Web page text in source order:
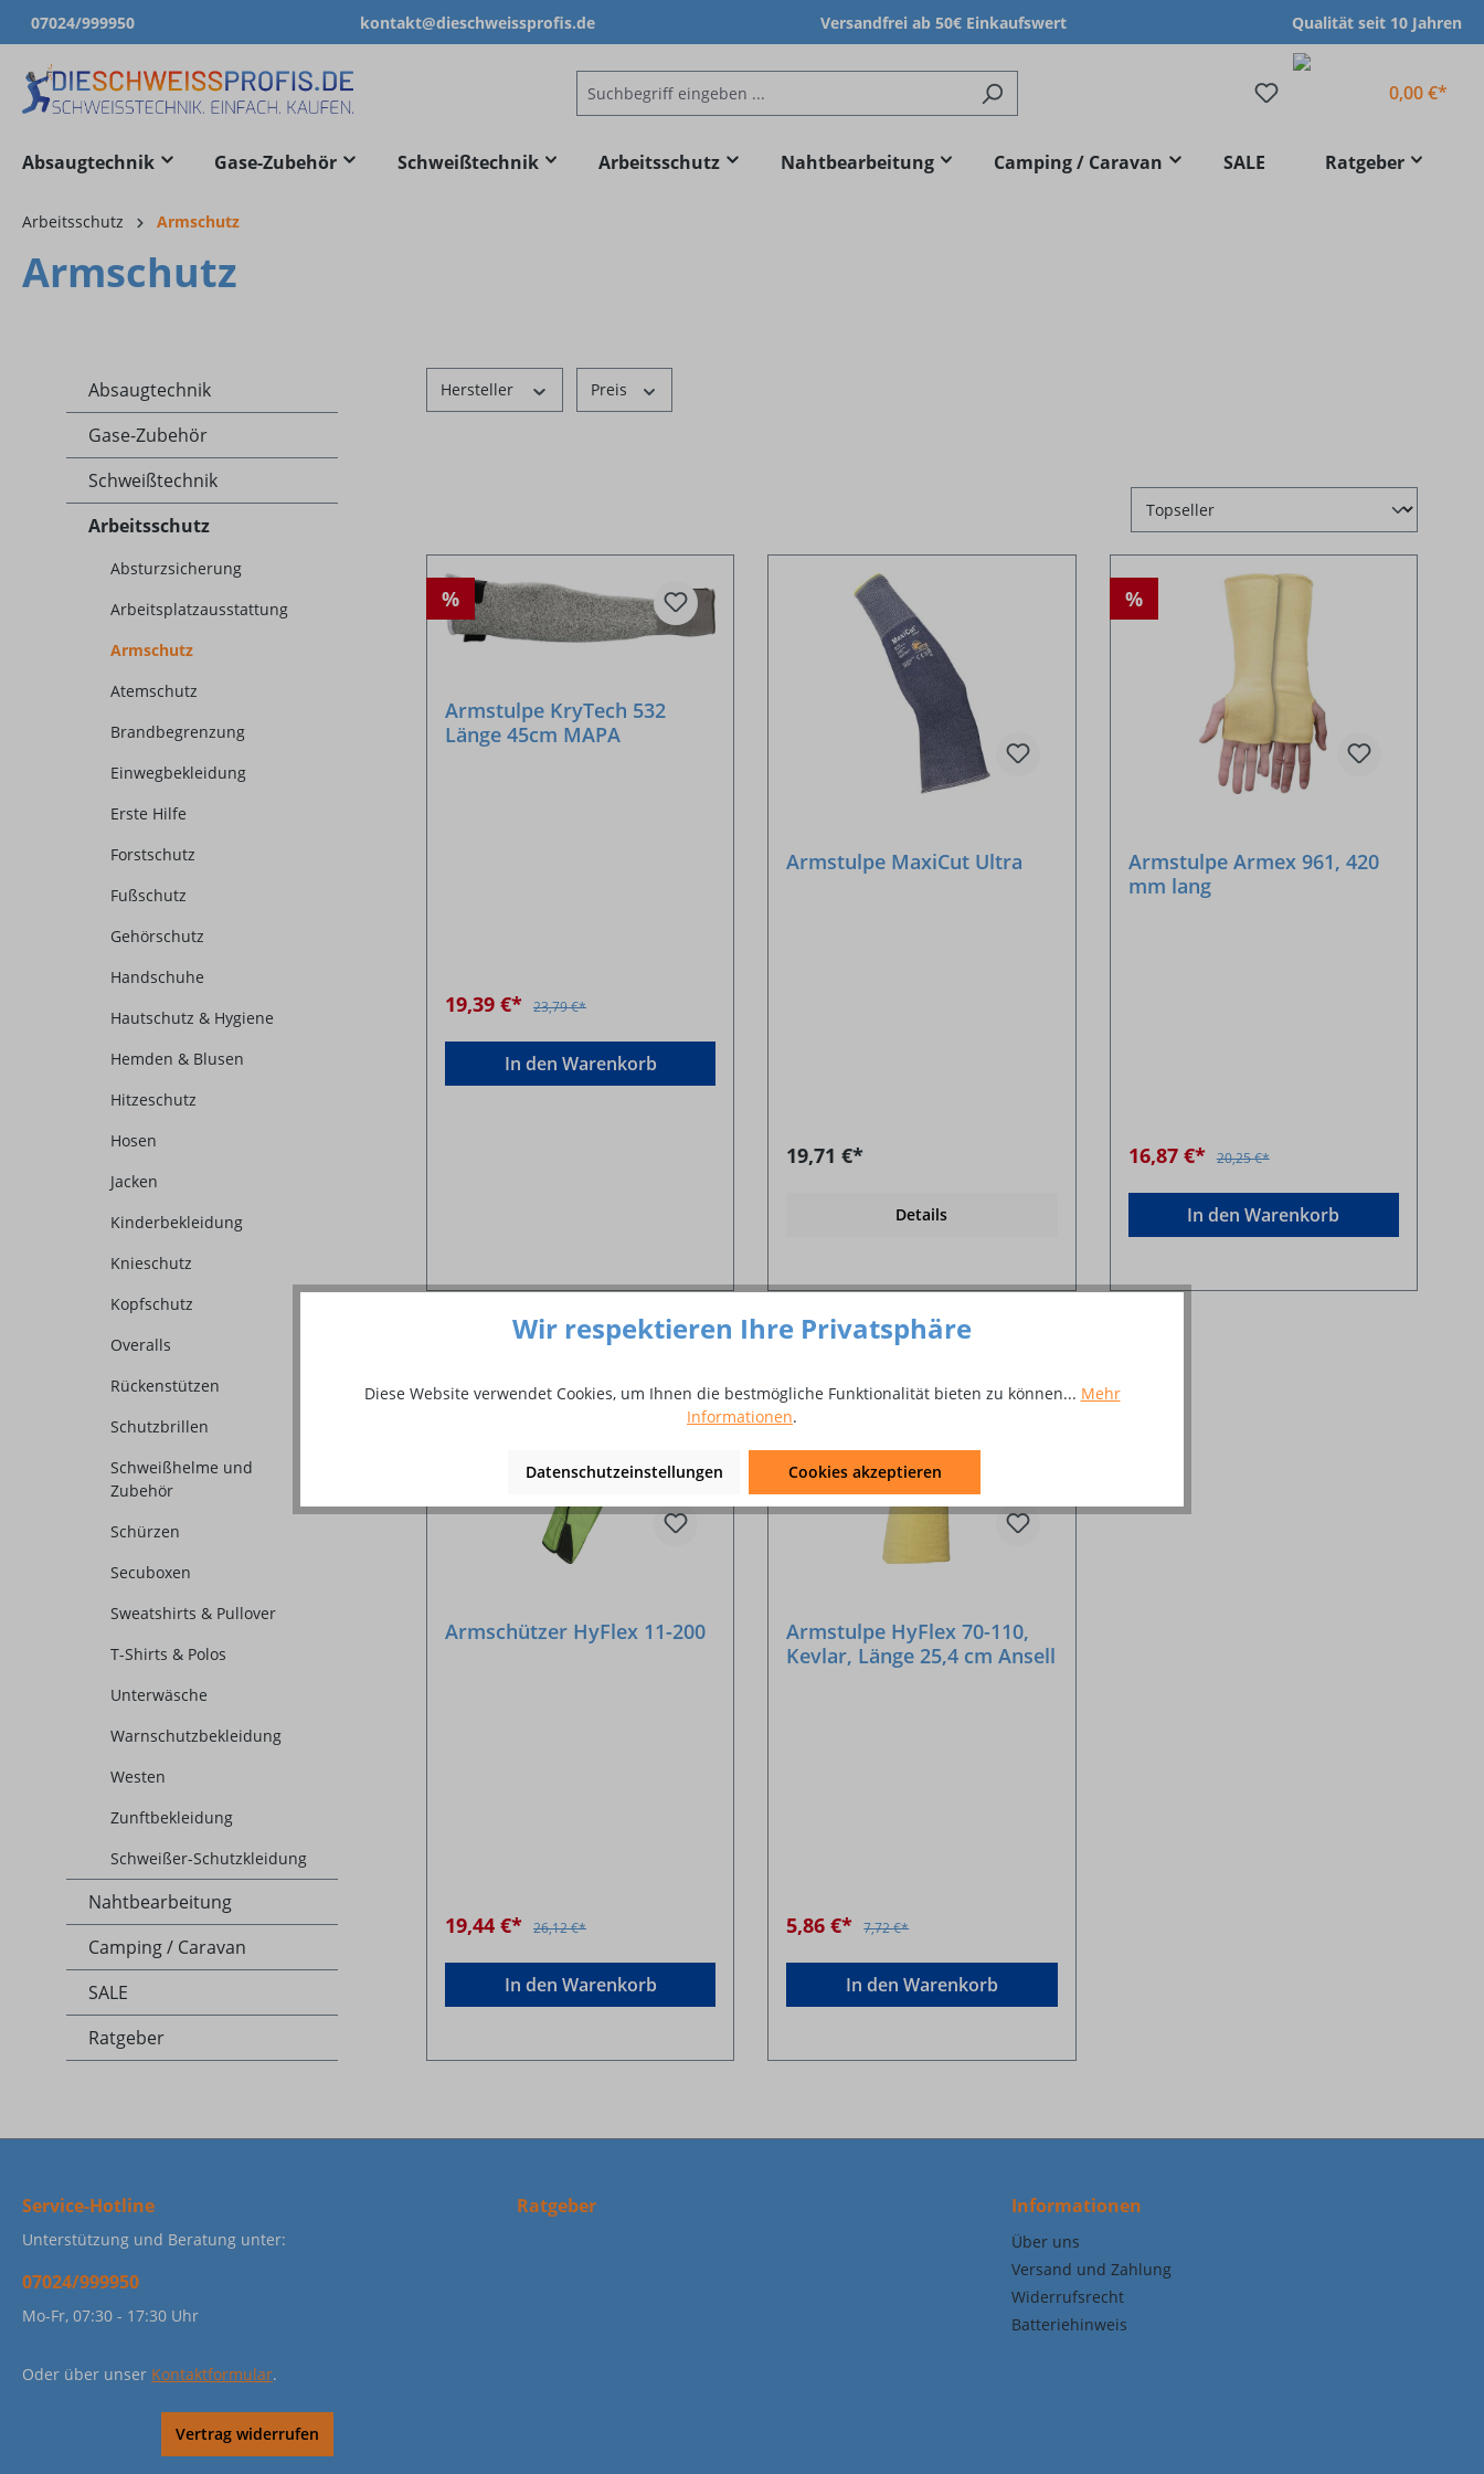
Zur Hauptnavigation springen
07024/999950 kontakt@dieschweissprofis.de Versandfrei ab 50€ Einkaufswert Qualität seit 10 Jahren
0,00 €*
Absaugtechnik Gase-Zubehör Schweißtechnik Arbeitsschutz Nahtbearbeitung Camping / Caravan SALE Ratgeber
Arbeitsschutz Armschutz
Armschutz
Absaugtechnik
Gase-Zubehör
Schweißtechnik
Arbeitsschutz
Absturzsicherung
Arbeitsplatzausstattung
Armschutz
Atemschutz
Brandbegrenzung
Einwegbekleidung
Erste Hilfe
Forstschutz
Fußschutz
Gehörschutz
Handschuhe
Hautschutz & Hygiene
Hemden & Blusen
Hitzeschutz
Hosen
Jacken
Kinderbekleidung
Knieschutz
Kopfschutz
Overalls
Rückenstützen
Schutzbrillen
Schweißhelme und
Zubehör
Schürzen
Secuboxen
Sweatshirts & Pullover
T-Shirts & Polos
Unterwäsche
Warnschutzbekleidung
Westen
Zunftbekleidung
Schweißer-Schutzkleidung
Nahtbearbeitung
Camping / Caravan
SALE
Ratgeber
Hersteller Preis
%
Armstulpe KryTech 532
Länge 45cm MAPA
19,39 €* 23,79 €*
In den Warenkorb
Armstulpe MaxiCut Ultra
19,71 €*
Details
%
Armstulpe Armex 961, 420
mm lang
16,87 €* 20,25 €*
In den Warenkorb
Armschützer HyFlex 11-200
19,44 €* 26,12 €*
In den Warenkorb
Armstulpe HyFlex 70-110,
Kevlar, Länge 25,4 cm Ansell
5,86 €* 7,72 €*
In den Warenkorb
Service-Hotline
Unterstützung und Beratung unter:
07024/999950
Mo-Fr, 07:30 - 17:30 Uhr
Oder über unser Kontaktformular.
Vertrag widerrufen
Ratgeber Informationen
Über uns
Versand und Zahlung
Widerrufsrecht
Batteriehinweis
Wir respektieren Ihre Privatsphäre
Diese Website verwendet Cookies, um Ihnen die bestmögliche Funktionalität bieten zu können... Mehr
Informationen.
Datenschutzeinstellungen Cookies akzeptieren